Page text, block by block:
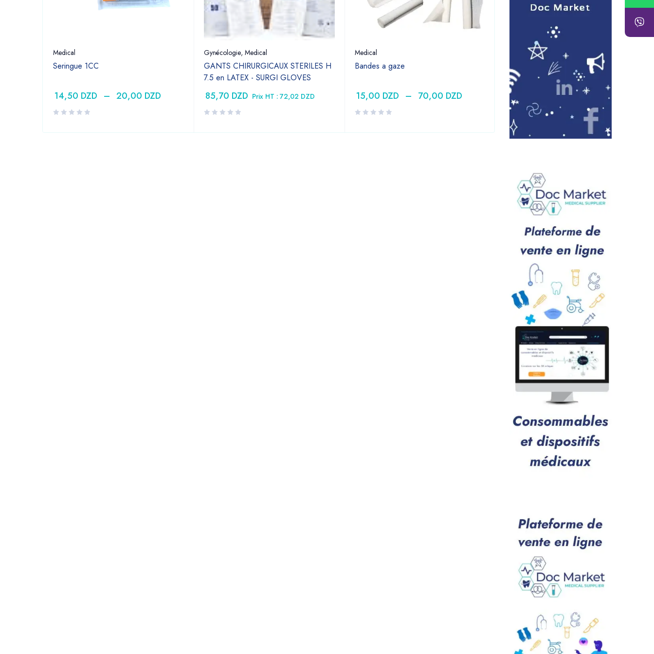
Medical
Seringue 1CC
14,50 DZD – 20,00 DZD
Gynécologie, Medical
GANTS CHIRURGICAUX STERILES H
7.5 en LATEX - SURGI GLOVES
85,70 DZD Prix HT : 72,02 DZD
Medical
Bandes a gaze
15,00 DZD – 70,00 DZD
Laboratoire,Medical
Seringue 10CC PRONTO
24,79 Prix HT : 20,83 DZD